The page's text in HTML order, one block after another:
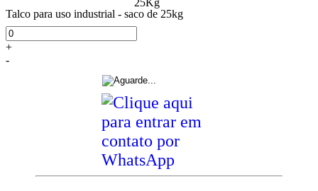
Talco para uso industrial - saco de 25kg
+
-